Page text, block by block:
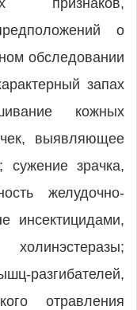
признаков,
о
обследовании
запах
кожных
выявляющее
сужение зрачка,
желудочно-
инсектицидами,
разгибателей,
отравления